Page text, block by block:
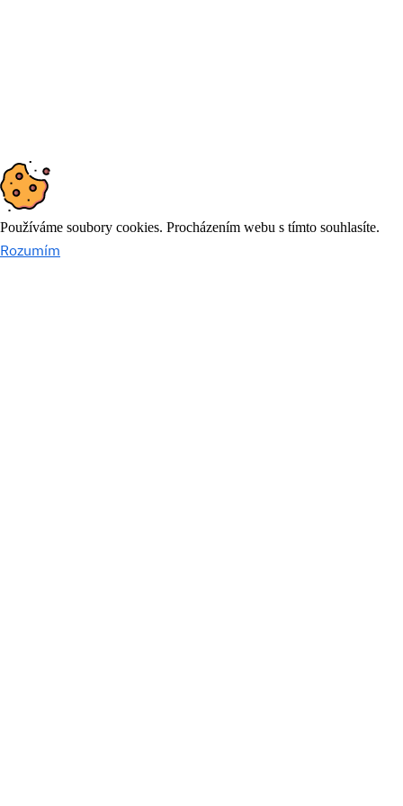
Používáme soubory cookies. Procházením webu s tímto souhlasíte.
Rozumím